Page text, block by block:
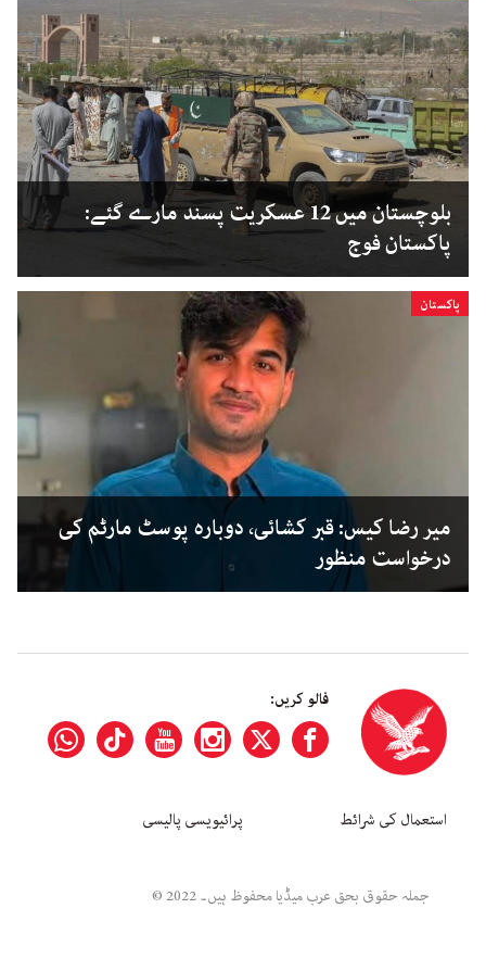
بلوچستان میں 12 عسکریت پسند مارے گئے:
پاکستان فوج
پاکستان
میر رضا کیس: قبر کشائی، دوبارہ پوسٹ مارٹم کی
درخواست منظور
فالو کریں:
استعمال کی شرائط پرائیویسی پالیسی
جملہ حقوق بحق عرب میڈیا محفوظ ہیں۔ 2022 ©